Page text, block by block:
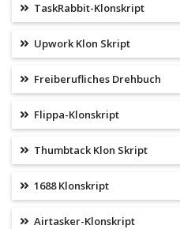
TaskRabbit-Klonskript
Upwork Klon Skript
Freiberufliches Drehbuch
Flippa-Klonskript
Thumbtack Klon Skript
1688 Klonskript
Airtasker-Klonskript